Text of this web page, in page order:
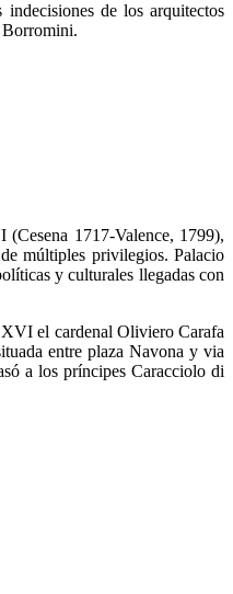
de los arquitectos
Borromini.
1717-Valence, 1799),
múltiples privilegios. Palacio
y culturales llegadas con
el cardenal Oliviero Carafa
entre plaza Navona y via
a los príncipes Caracciolo di